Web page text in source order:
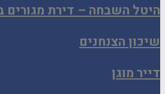
היטל השבחה – דירת מגורים
שיכון הצנחנים
דייר מוגן